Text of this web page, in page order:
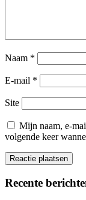
Naam *
E-mail *
Site
Mijn naam, e-
volgende keer
Recente